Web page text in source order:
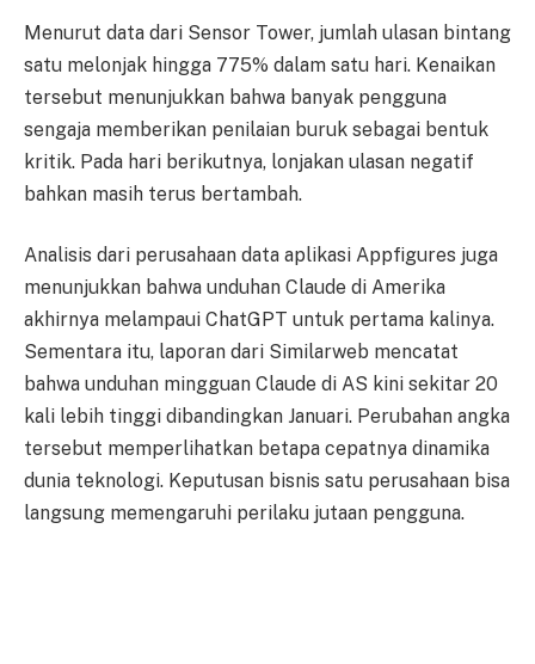
Menurut data dari Sensor Tower, jumlah ulasan bintang
satu melonjak hingga 775% dalam satu hari. Kenaikan
tersebut menunjukkan bahwa banyak pengguna
sengaja memberikan penilaian buruk sebagai bentuk
kritik. Pada hari berikutnya, lonjakan ulasan negatif
bahkan masih terus bertambah.
Analisis dari perusahaan data aplikasi Appfigures juga
menunjukkan bahwa unduhan Claude di Amerika
akhirnya melampaui ChatGPT untuk pertama kalinya.
Sementara itu, laporan dari Similarweb mencatat
bahwa unduhan mingguan Claude di AS kini sekitar 20
kali lebih tinggi dibandingkan Januari. Perubahan angka
tersebut memperlihatkan betapa cepatnya dinamika
dunia teknologi. Keputusan bisnis satu perusahaan bisa
langsung memengaruhi perilaku jutaan pengguna.